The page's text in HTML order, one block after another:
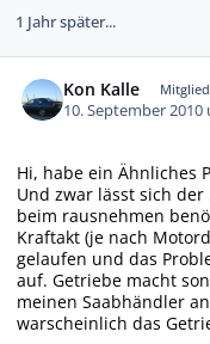
1 Jahr später...
Kon Kalle Mitglied
10. September 2010
Hi, habe ein Ähnliches
Und zwar lässt sich
beim rausnehmen
Kraftakt (je nach
gelaufen und das
auf. Getriebe macht
meinen Saabhändler
warscheinlich das